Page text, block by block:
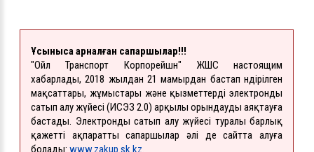
Ұсынысқа арналған сапаршылар!!!
"Ойл Транспорт Корпорейшн" ЖШС настоящим
хабарлады, 2018 жылдан 21 мамырдан бастап өндірілген
мақсаттары, жұмыстары және қызметтерді электронды
сатып алу жүйесі (ИСЭЗ 2.0) арқылы орындауды аяқтауға
бастады. Электронды сатып алу жүйесі туралы барлық
қажетті ақпаратты сапаршылар әлі де сайтта алуға
болады: www.zakup.sk.kz.